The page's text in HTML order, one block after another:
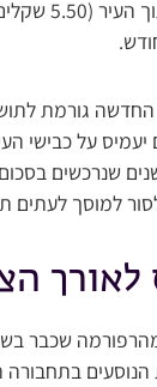
גורמת
על כבישי
למוסך
לאורך
שכבר
הנוסעים בתחבורה